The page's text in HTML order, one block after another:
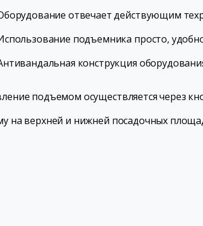
отвечает действующим
подъемника просто,
конструкция
подъемом осуществляется через
на верхней и нижней посадочных